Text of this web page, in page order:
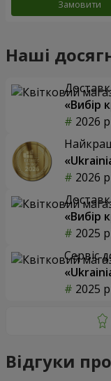
Замовити
Наші
«Вибір
2026
2026
«Вибір
2025
Сервіс
2025
Відгуки